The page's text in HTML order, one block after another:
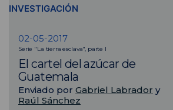
INVESTIGACIÓN
02-05-2017
Serie "La tierra esclava", parte I
El cartel del azúcar de
Guatemala
Enviado por Gabriel Labrador y
Raúl Sánchez